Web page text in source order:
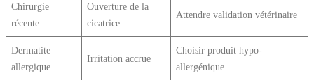
Chirurgie
récente
Ouverture de la
cicatrice
Attendre validation vétérinaire
Dermatite
allergique
Irritation accrue
Choisir produit hypo-
allergénique